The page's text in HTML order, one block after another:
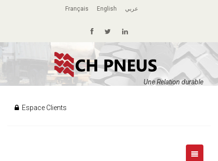
Français English عربي
Une Relation durable
Espace Clients